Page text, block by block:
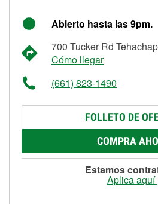
Abierto hasta las 9pm.
700 Tucker Rd
Cómo llegar
(661) 823-1490
FOLLETO DE
COMPRA
Estamos
Aplica aquí